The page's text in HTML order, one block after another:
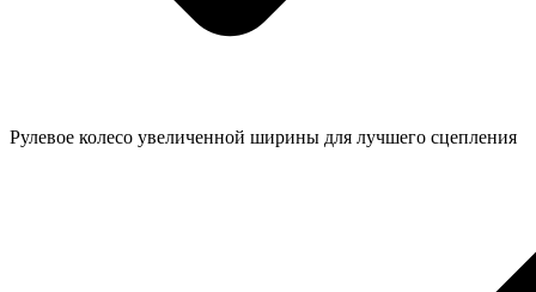
Рулевое колесо увеличенной ширины для лучшего сцепления